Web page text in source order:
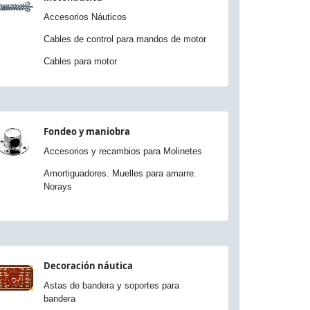
Accesorios Náuticos
Cables de control para mandos de motor
Cables para motor
Fondeo y maniobra
Accesorios y recambios para Molinetes
Amortiguadores. Muelles para amarre.
Norays
Decoración náutica
Astas de bandera y soportes para
bandera